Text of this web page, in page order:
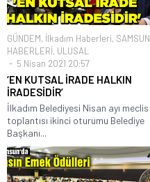
GÜNDEM, İlkadım Haberleri, SAMSUN
HABERLERİ, ULUSAL
5 Nisan 2021 20:57
‘EN KUTSAL İRADE HALKIN
İRADESİDİR’
İlkadım Belediyesi Nisan ayı meclis
toplantısı ikinci oturumu Belediye
Başkanı...